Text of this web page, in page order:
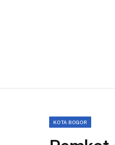
KOTA BOGOR